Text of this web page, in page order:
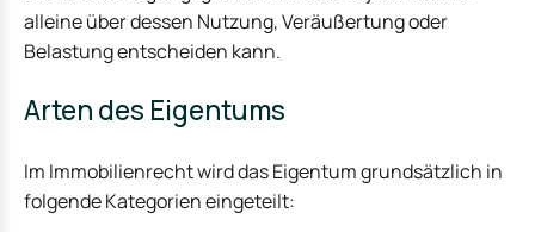
alleine über dessen Nutzung, Veräußertung oder
Belastung entscheiden kann.
Arten des Eigentums
Im Immobilienrecht wird das Eigentum grundsätzlich in
folgende Kategorien eingeteilt: